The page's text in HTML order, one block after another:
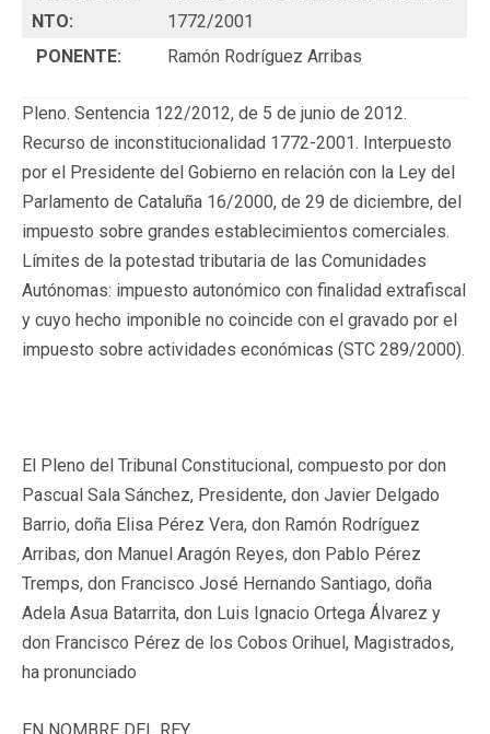
NTO:
1772/2001
PONENTE:
Ramón Rodríguez Arribas
Pleno. Sentencia 122/2012, de 5 de junio de 2012.
Recurso de inconstitucionalidad 1772-2001. Interpuesto
por el Presidente del Gobierno en relación con la Ley del
Parlamento de Cataluña 16/2000, de 29 de diciembre, del
impuesto sobre grandes establecimientos comerciales.
Límites de la potestad tributaria de las Comunidades
Autónomas: impuesto autonómico con finalidad extrafiscal
y cuyo hecho imponible no coincide con el gravado por el
impuesto sobre actividades económicas (STC 289/2000).
El Pleno del Tribunal Constitucional, compuesto por don
Pascual Sala Sánchez, Presidente, don Javier Delgado
Barrio, doña Elisa Pérez Vera, don Ramón Rodríguez
Arribas, don Manuel Aragón Reyes, don Pablo Pérez
Tremps, don Francisco José Hernando Santiago, doña
Adela Asua Batarrita, don Luis Ignacio Ortega Álvarez y
don Francisco Pérez de los Cobos Orihuel, Magistrados,
ha pronunciado